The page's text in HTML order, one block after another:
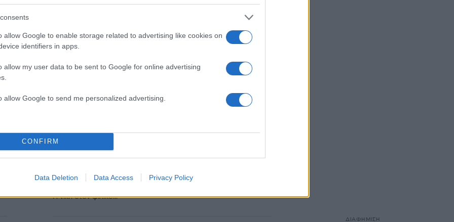
allow Google to enable storage related to advertising like cookies on
identifiers in apps.
allow my user data to be sent to Google for online advertising
allow Google to send me personalized advertising.
CONFIRM
Data Deletion Data Access Privacy Policy
Άνοδος για την Εθνική
ποδοσφαίρου στο FIFA
Βελτιώθηκε η θέση της Εθνική ποδοσφαίρου στην κατάταξη της
Η νίκη στον φιλικό...
ΔΙΑΦΗΜΙΣΗ